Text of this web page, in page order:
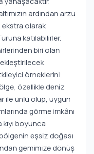
ardından arzu
olarak
katılabilirler.
biri olan
örneklerini
özellikle deniz
ile ünlü olup, uygun
görme imkânı
boyunca
eşsiz doğası
gemimize dönüş